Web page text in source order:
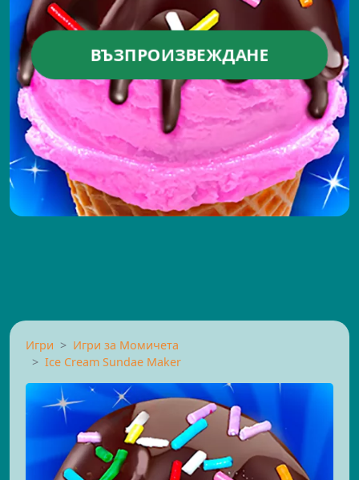
ВЪЗПРОИЗВЕЖДАНЕ
Игри
Игри за Момичета
Ice Cream Sundae Maker